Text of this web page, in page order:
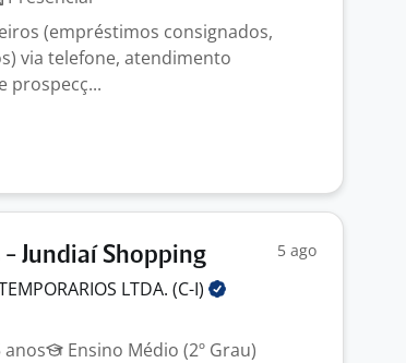
(empréstimos consignados,
via telefone, atendimento
prospecç...
- Jundiaí Shopping 5 ago
LTDA. (C-I)
anos
Ensino Médio (2º Grau)